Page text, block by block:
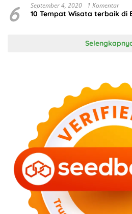
6 September 4, 2020 1 Komentar
10 Tempat Wisata terbaik di